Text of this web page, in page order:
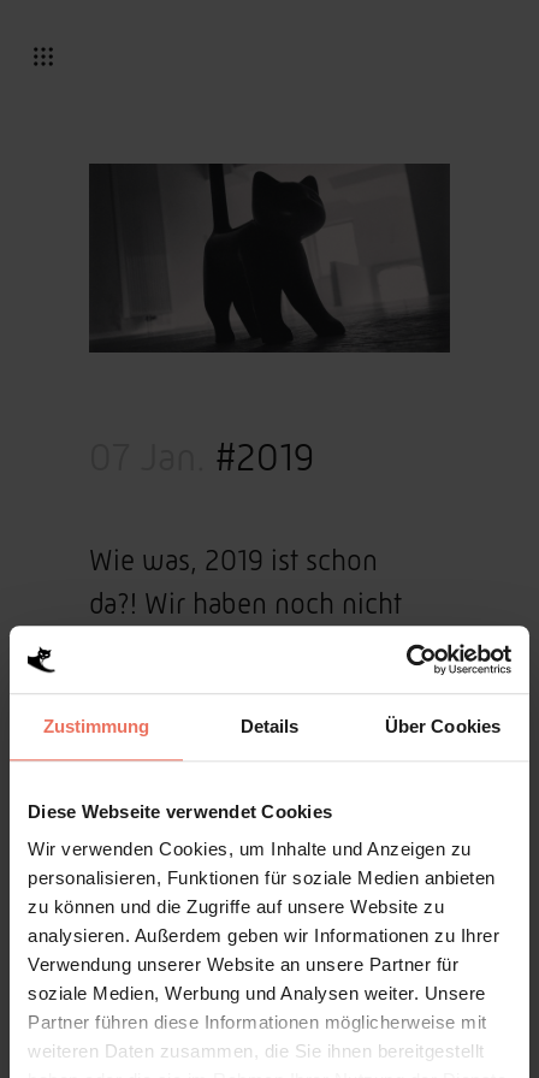
Zustimmung Details Über Cookies
Diese Webseite verwendet Cookies
Wir verwenden Cookies, um Inhalte und Anzeigen zu
personalisieren, Funktionen für soziale Medien anbieten
zu können und die Zugriffe auf unsere Website zu
analysieren. Außerdem geben wir Informationen zu Ihrer
Verwendung unserer Website an unsere Partner für
soziale Medien, Werbung und Analysen weiter. Unsere
Partner führen diese Informationen möglicherweise mit
weiteren Daten zusammen, die Sie ihnen bereitgestellt
#2019
Wie was, 2019 ist schon
da?! Wir haben noch nicht
So vieles ist passiert, was sich
hier gar nicht alles aufzählen
lässt, weil man eh wieder die
Hälfte vergisst.
Zweitausendachtzehnmal
Danke an alle, die ihren Teil
dazu beigetragen haben!
In diesem Sinne euch allen
ein verspätetes neues